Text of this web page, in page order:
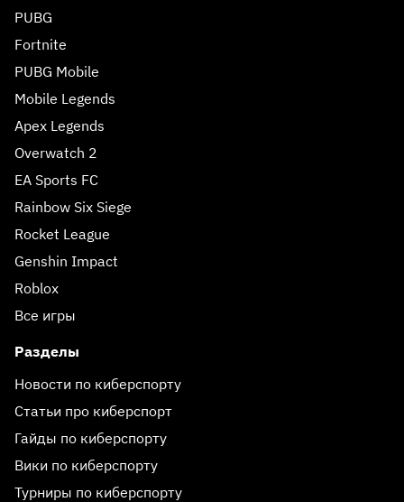
PUBG
Fortnite
PUBG Mobile
Mobile Legends
Apex Legends
Overwatch 2
EA Sports FC
Rainbow Six Siege
Rocket League
Genshin Impact
Roblox
Все игры
Разделы
Новости по киберспорту
Статьи про киберспорт
Гайды по киберспорту
Вики по киберспорту
Турниры по киберспорту